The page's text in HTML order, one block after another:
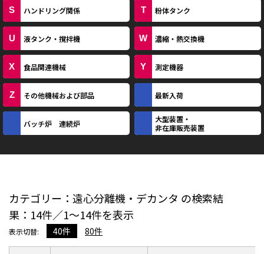
S ハンドリング関係 T 粉体タンク
U 液タンク・撹拌機 W 濃縮・熱交換機
X 食品関連機械 Y 測定機器
Z その他機械および部品 最新入荷
バッチ炉 連続炉
大型装置・
非在庫販売装置
カテゴリー：遠心分離機・デカンタ の検索結
果：14件／1～14件を表示
表示切替: 40件 80件